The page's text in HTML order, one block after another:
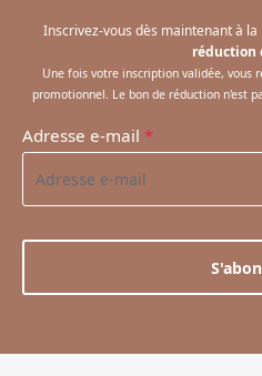
Inscrivez-vous dès maintenant à
réduction
Une fois votre inscription validée, vous
promotionnel. Le bon de réduction n'est
Adresse e-mail *